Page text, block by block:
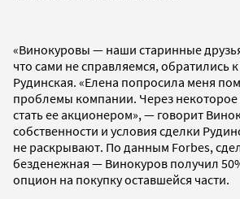
«Винокуровы — наши старинные
что сами не справляемся, обратились
Рудинская. «Елена попросила меня
проблемы компании. Через
стать ее акционером», — говорит
собственности и условия сделки
не раскрывают. По данным Forbes,
безденежная — Винокуров получил
опцион на покупку оставшейся части.